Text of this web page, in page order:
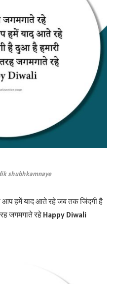
shubhkamnaye
हमें याद आते रहे जब तक जिंदगी है
जगमगाते रहे Happy Diwali